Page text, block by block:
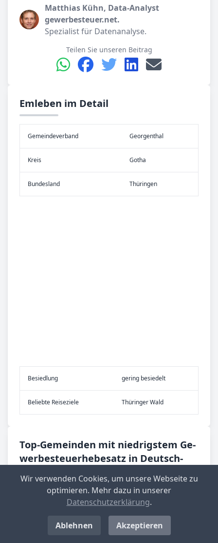
Matthias Kühn, Data-Analyst
gewerbesteuer.net.
Spezialist für Datenanalyse.
Teilen Sie unseren Beitrag
Emleben im Detail
Gemeinde­verband Georgenthal
Kreis Gotha
Bundes­land Thüringen
Be­sied­lung gering besiedelt
Be­lieb­te Rei­se­zie­le Thüringer Wald
Top-­Ge­mein­den mit nied­rig­stem Ge­
wer­be­steu­er­he­be­satz in Deutsch­
Langenwolschendorf
Aktueller Hebesatz: 200 %
Standort-Informationen aufrufen
Wir verwenden Cookies, um unsere Webseite zu
optimieren. Mehr dazu in unserer
Datenschutzerklärung.
Ablehnen Akzeptieren